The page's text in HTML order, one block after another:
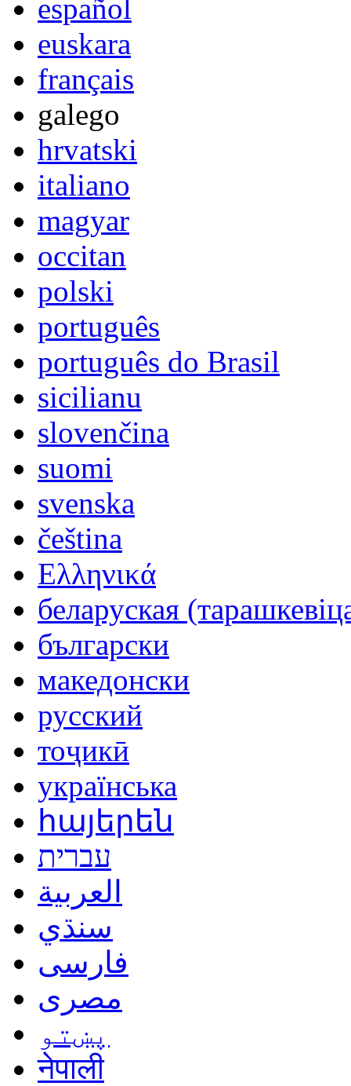
español
euskara
français
galego
hrvatski
italiano
magyar
occitan
polski
português
português do Brasil
sicilianu
slovenčina
suomi
svenska
čeština
Ελληνικά
беларуская
български
македонски
русский
тоҷикӣ
українська
հայերեն
עברית
العربية
سنڌي
فارسی
مصرى
پښتو
नेपाली